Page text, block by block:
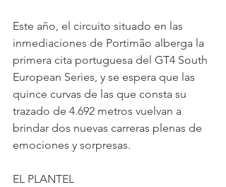
Este año, el circuito situado en las
inmediaciones de Portimão alberga la
primera cita portuguesa del GT4 South
European Series, y se espera que las
quince curvas de las que consta su
trazado de 4.692 metros vuelvan a
brindar dos nuevas carreras plenas de
emociones y sorpresas.
EL PLANTEL